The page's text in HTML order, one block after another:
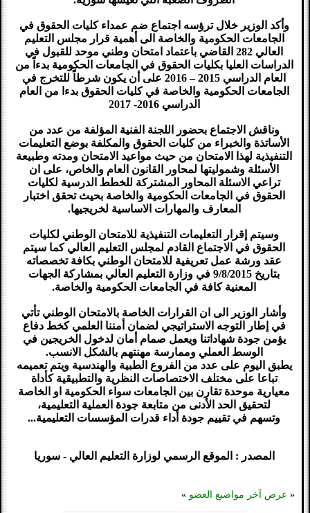
وأكد الوزير خلال ترؤسه اجتماع ضم عمداء كليات الحقوق في
الجامعات الحكومية والخاصة الى أهمية قرار مجلس التعليم
العالي 282 القاضي باعتماد امتحان وطني موحد للقبول في
الدراسات العليا بكليات الحقوق في الجامعات الحكومية بدءاً من
العام الدراسي 2015 – 2016 على أن يكون شرطاً للتخرج في
الجامعات الحكومية والخاصة في كليات الحقوق بدءا من العام
الدراسي 2016- 2017
وناقش الاجتماع بحضور اللجنة الفنية المؤلفة من عدد من
الأساتذة والخبراء من كليات الحقوق والمكلفة بوضع التعليمات
التنفيذية لهذا الامتحان من حيث مواعيد الامتحان ومدته وطبيعة
الأسئلة وشموليتها لمحاور القانون العام والخاص، على ان
تراعي الاسئلة المحاور المشتركة للخطط الدرسية لكليات
الحقوق في الجامعات الحكومية والخاصة بحيث تحقق اختبار
المعارف والمهارات الاساسية لخريجيها.
وسيتم إقرار التعليمات التنفيذية للامتحان الوطني لكليات
الحقوق في الاجتماع القادم لمجلس التعليم العالي كما سيتم
عقد ورشة عمل تعريفية للامتحان الوطني بكافة تخصصاته
بتاريخ 9/8/2015 في وزارة التعليم العالي بمشاركة الجهات
المعنية كافة في الجامعات الحكومية والخاصة.
وأشار الوزير الى ان القرارات الخاصة بالامتحان الوطني تأتي
في إطار التوجه الاستراتيجي لضمان أمننا العلمي كخط دفاع
يؤمن جودة شهاداتنا ويعمل صمام أمان لدخول الخريجين في
الوسط العملي وممارسة مهنتهم بالشكل الانسب.
يطبق اليوم على عدد من الفروع الطبية والهندسية ويتم تعميمه
تباعا على مختلف الاختصاصات النظرية والتطبيقية كأداة
معيارية موحدة تقارن بين الجامعات سواء الحكومية او الخاصة
لتحقيق الحد الأدنى من متابعة جودة العملية التعليمية،
وتسهم في تقييم جودة أداء قدرات المؤسسات التعليمية...
المصدر : الموقع الرسمي لوزارة التعليم العالي - سوريا
« عرض آخر مواضيع العضو »